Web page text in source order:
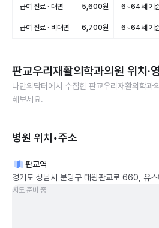
급여 진료 · 대면 5,600원 6~64세 기
급여 진료 · 비대면 6,700원 6~64세 기
판교우리재활의학과의원 위치·
나만의닥터에서 수집한 판교우리재활의학과
해보세요.
병원 위치•주소
판교역
경기도 성남시 분당구 대왕판교로 660, 유
지도 준비 중